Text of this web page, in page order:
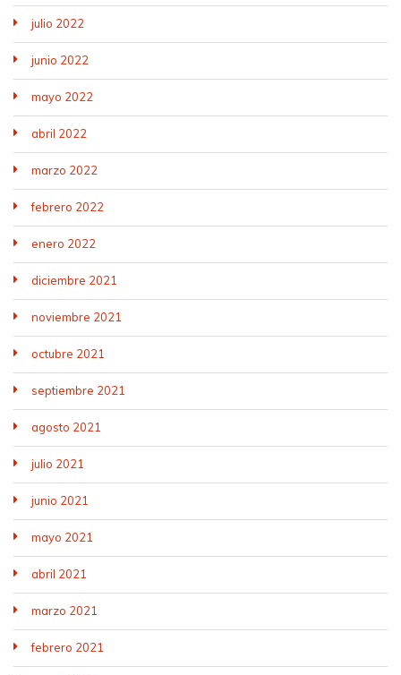
julio 2022
junio 2022
mayo 2022
abril 2022
marzo 2022
febrero 2022
enero 2022
diciembre 2021
noviembre 2021
octubre 2021
septiembre 2021
agosto 2021
julio 2021
junio 2021
mayo 2021
abril 2021
marzo 2021
febrero 2021